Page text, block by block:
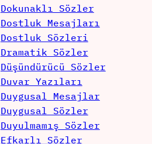
Dokunaklı Sözler
Dostluk Mesajları
Dostluk Sözleri
Dramatik Sözler
Düşündürücü Sözler
Duvar Yazıları
Duygusal Mesajlar
Duygusal Sözler
Duyulmamış Sözler
Efkarlı Sözler